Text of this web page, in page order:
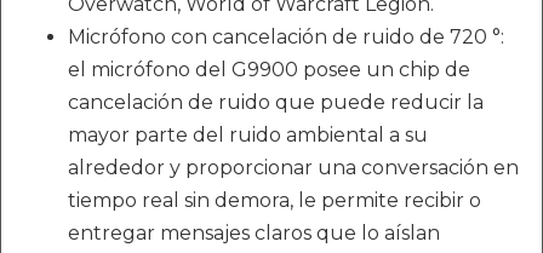
Micrófono con cancelación de ruido de 720 °:
el micrófono del G9900 posee un chip de
cancelación de ruido que puede reducir la
mayor parte del ruido ambiental a su
alrededor y proporcionar una conversación en
tiempo real sin demora, le permite recibir o
entregar mensajes claros que lo aíslan